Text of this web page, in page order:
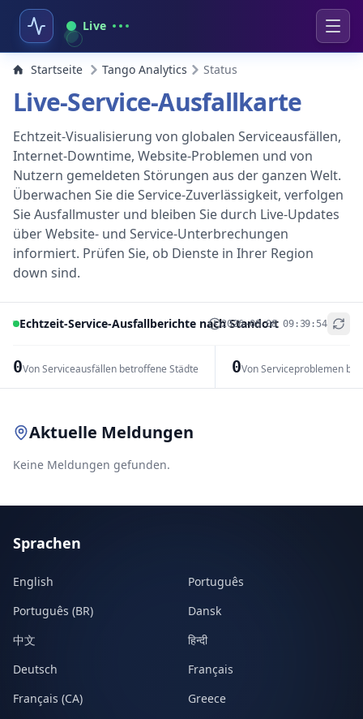
Live
Startseite Tango Analytics Status
Live-Service-Ausfallkarte
Echtzeit-Visualisierung von globalen Serviceausfällen,
Internet-Downtime, Website-Problemen und von
Nutzern gemeldeten Störungen aus der ganzen Welt.
Überwachen Sie die Service-Zuverlässigkeit, verfolgen
Sie Ausfallmuster und bleiben Sie durch Live-Updates
über Website- und Service-Unterbrechungen
informiert. Prüfen Sie, ob Dienste in Ihrer Region
down sind.
Echtzeit-Service-Ausfallberichte nach Standort
2026-08-08 09:39:54
0Von Serviceausfällen betroffene Städte 0Von Serviceproblemen
+
Aktuelle Meldungen
Keine Meldungen gefunden.
Sprachen
English
Português
Português (BR)
Dansk
中文
हिन्दी
Deutsch
Français
Français (CA)
Greece